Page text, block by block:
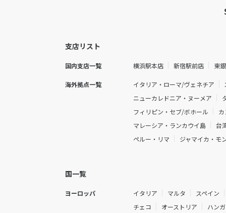
支店リスト
国内支店一覧 横浜駅本店 新宿駅前店 東
海外拠点一覧 イタリア・ローマ/ヴェネチア
ニューカレドニア・ヌーメア
フィリピン・セブ/ボホール
マレーシア・ランカウイ島
台
ペルー・リマ
ジャマイカ・モ
国一覧
ヨーロッパ イタリア マルタ
スペイン
チェコ
オーストリア ハン